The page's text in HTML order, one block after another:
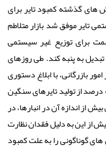
گذشته کمبود تایر برای
توزیع سیستمی تایر موفق شد بازار متلاطم
برای توزیع غیر سیستمی
به پنبه کند. طی روزهای
بازرگانی، با ابلاغ دستوری
شرکتهای تولیدکننده تایر می توانند ۵۰ درصد از تولید تایرهای سنگین
از اندازه آن در انبارها، در
از این به دلیل فقدان نظارت
گوناگونی را به علت کمبود